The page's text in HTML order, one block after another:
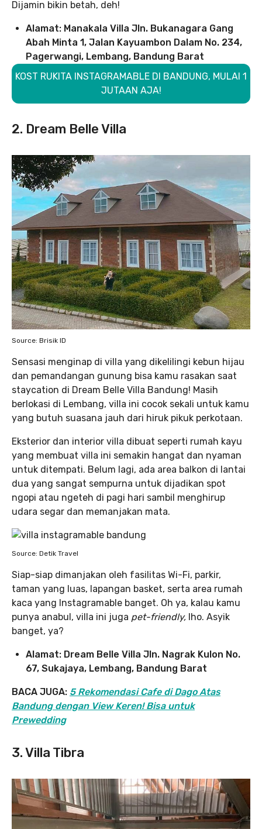
Dijamin bikin betah, deh!
Alamat: Manakala Villa Jln. Bukanagara Gang
Abah Minta 1, Jalan Kayuambon Dalam No. 234,
Pagerwangi, Lembang, Bandung Barat
KOST RUKITA INSTAGRAMABLE DI BANDUNG, MULAI 1
JUTAAN AJA!
2. Dream Belle Villa
Source: Brisik ID
Sensasi menginap di villa yang dikelilingi kebun hijau
dan pemandangan gunung bisa kamu rasakan saat
staycation di Dream Belle Villa Bandung! Masih
berlokasi di Lembang, villa ini cocok sekali untuk kamu
yang butuh suasana jauh dari hiruk pikuk perkotaan.
Eksterior dan interior villa dibuat seperti rumah kayu
yang membuat villa ini semakin hangat dan nyaman
untuk ditempati. Belum lagi, ada area balkon di lantai
dua yang sangat sempurna untuk dijadikan spot
ngopi atau ngeteh di pagi hari sambil menghirup
udara segar dan memanjakan mata.
Source: Detik Travel
Siap-siap dimanjakan oleh fasilitas Wi-Fi, parkir,
taman yang luas, lapangan basket, serta area rumah
kaca yang Instagramable banget. Oh ya, kalau kamu
punya anabul, villa ini juga pet-friendly, lho. Asyik
banget, ya?
Alamat: Dream Belle Villa Jln. Nagrak Kulon No.
67, Sukajaya, Lembang, Bandung Barat
BACA JUGA: 5 Rekomendasi Cafe di Dago Atas
Bandung dengan View Keren! Bisa untuk
Prewedding
3. Villa Tibra